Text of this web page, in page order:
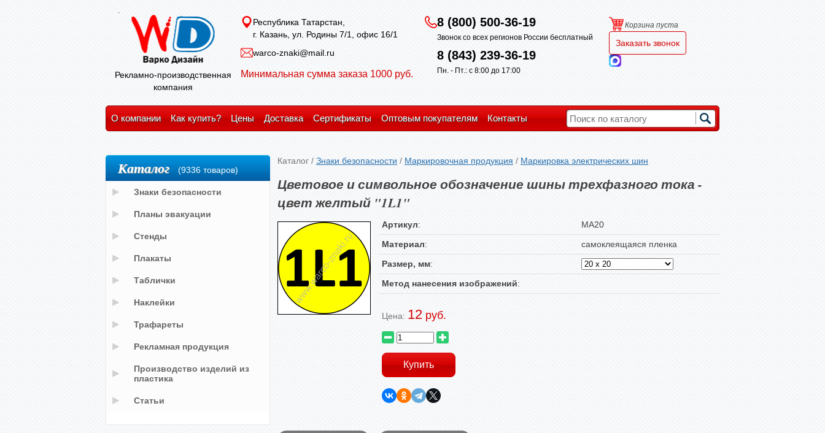
Рекламно-производственная
компания
Республика Татарстан,
г. Казань, ул. Родины 7/1, офис 16/1
warco-znaki@mail.ru
Минимальная сумма заказа 1000 руб.
8 (800) 500-36-19
Звонок со всех регионов России бесплатный
8 (843) 239-36-19
Пн. - Пт.: с 8:00 до 17:00
Корзина пуста
Заказать звонок
О компании Как купить? Цены Доставка Сертификаты Оптовым покупателям Контакты
Каталог / Знаки безопасности / Маркировочная продукция / Маркировка электрических шин
Цветовое и символьное обозначение шины трехфазного тока -
цвет желтый "1L1"
Артикул:
MA20
Материал:
самоклеящаяся пленка
Размер, мм:
Метод нанесения изображений:
Цена: 12 руб.
Каталог (9336 товаров)
Знаки безопасности
Планы эвакуации
Стенды
Плакаты
Таблички
Наклейки
Трафареты
Рекламная продукция
Производство изделий из
пластика
Статьи